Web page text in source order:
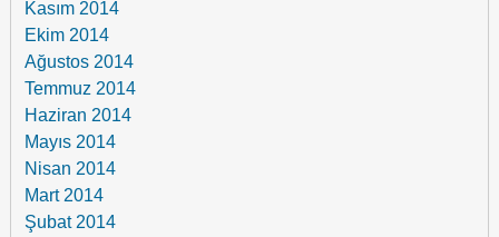
Kasım 2014
Ekim 2014
Ağustos 2014
Temmuz 2014
Haziran 2014
Mayıs 2014
Nisan 2014
Mart 2014
Şubat 2014